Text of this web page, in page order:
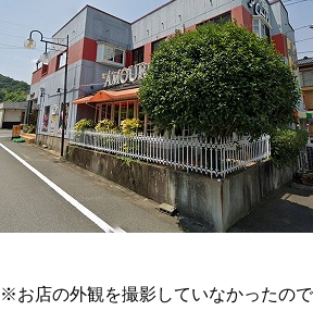
※お店の外観を撮影していなかったので